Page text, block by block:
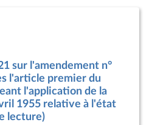
sur l'amendement n°
l'article premier du
l'application de la
1955 relative à l'état
lecture)